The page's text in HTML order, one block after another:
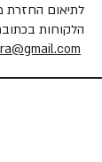
לתיאום החזרת
הלקוחות